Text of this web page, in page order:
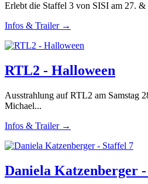
Erlebt die Staffel 3 von SISI am 27. &
Infos & Trailer →
RTL2 - Halloween
Ausstrahlung auf RTL2 am Samstag
Michael...
Infos & Trailer →
Daniela Katzenberger